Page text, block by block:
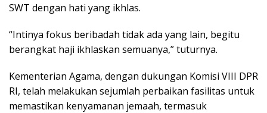
SWT dengan hati yang ikhlas.
“Intinya fokus beribadah tidak ada yang lain, begitu
berangkat haji ikhlaskan semuanya,” tuturnya.
Kementerian Agama, dengan dukungan Komisi VIII DPR
RI, telah melakukan sejumlah perbaikan fasilitas untuk
memastikan kenyamanan jemaah, termasuk